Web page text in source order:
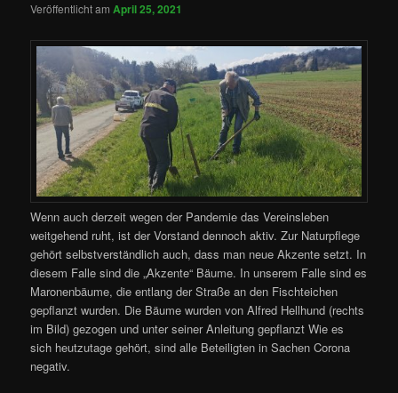
Veröffentlicht amApril 25, 2021
Wenn auch derzeit wegen der Pandemie das Vereinsleben
weitgehend ruht, ist der Vorstand dennoch aktiv. Zur Naturpflege
gehört selbstverständlich auch, dass man neue Akzente setzt. In
diesem Falle sind die „Akzente“ Bäume. In unserem Falle sind es
Maronenbäume, die entlang der Straße an den Fischteichen
gepflanzt wurden. Die Bäume wurden von Alfred Hellhund (rechts
im Bild) gezogen und unter seiner Anleitung gepflanzt Wie es
sich heutzutage gehört, sind alle Beteiligten in Sachen Corona
negativ.